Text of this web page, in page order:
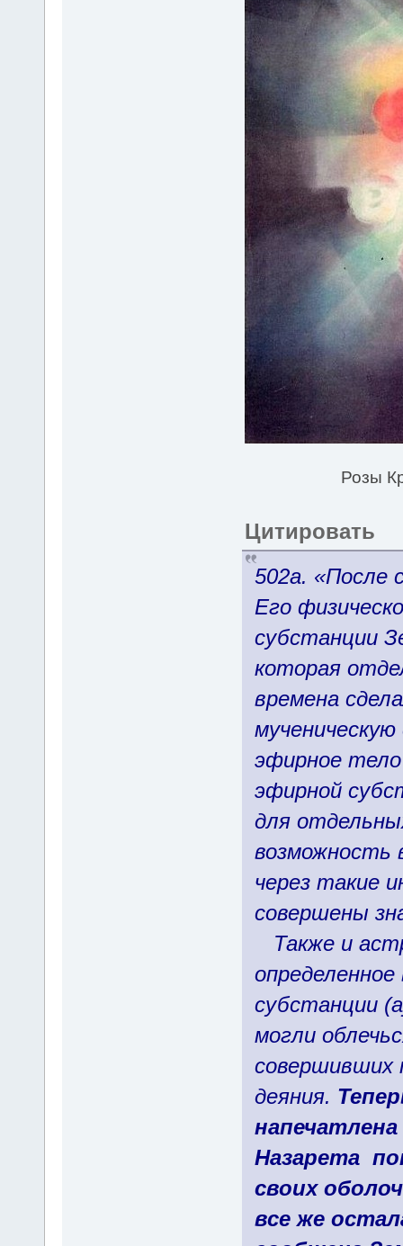
Розы
Цитировать
502а. «После
Его
субстанции
которая
времена
эфирное
эфирной
для
возможность
через такие
совершены
Также и
субстанции
могли
совершивших
деяния.
Назарета
своих
все же